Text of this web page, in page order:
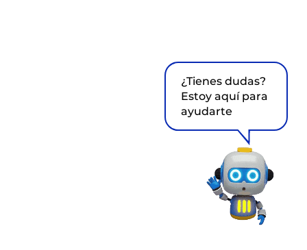
¿Tienes dudas?
Estoy aquí para
ayudarte